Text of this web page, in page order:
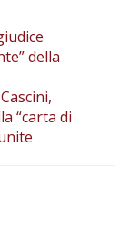
della
“carta di